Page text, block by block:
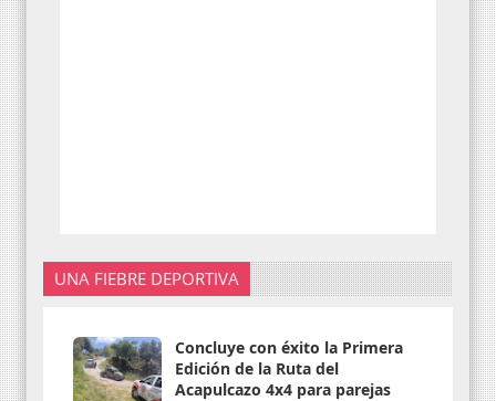
UNA FIEBRE DEPORTIVA
Concluye con éxito la Primera
Edición de la Ruta del
Acapulcazo 4x4 para parejas